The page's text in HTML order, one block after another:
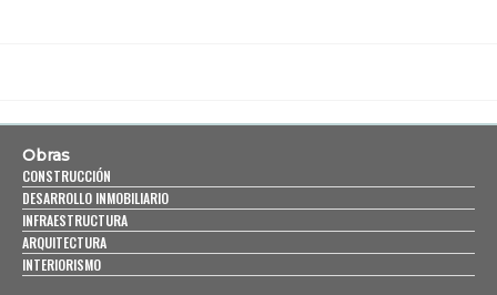
Obras
CONSTRUCCIÓN
DESARROLLO INMOBILIARIO
INFRAESTRUCTURA
ARQUITECTURA
INTERIORISMO